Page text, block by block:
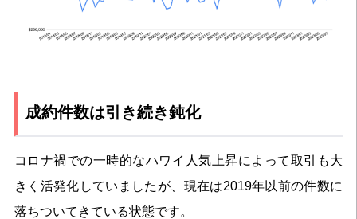
成約件数は引き続き鈍化
コロナ禍での一時的なハワイ人気上昇によって取引も大
きく活発化していましたが、現在は2019年以前の件数に
落ちついてきている状態です。